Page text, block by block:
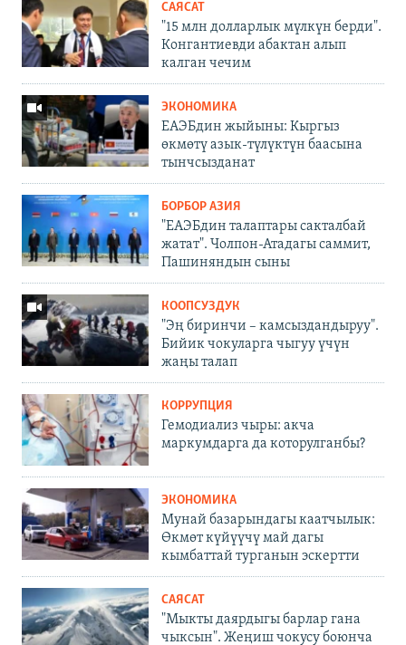
САЯСАТ
"15 млн долларлык мүлкүн берди".
Конгантиевди абактан алып
калган чечим
ЭКОНОМИКА
ЕАЭБдин жыйыны: Кыргыз
өкмөтү азык-түлүктүн баасына
тынчсызданат
БОРБОР АЗИЯ
"ЕАЭБдин талаптары сакталбай
жатат". Чолпон-Атадагы саммит,
Пашиняндын сыны
КООПСУЗДУК
"Эң биринчи – камсыздандыруу".
Бийик чокуларга чыгуу үчүн
жаңы талап
КОРРУПЦИЯ
Гемодиализ чыры: акча
маркумдарга да которулганбы?
ЭКОНОМИКА
Мунай базарындагы каатчылык:
Өкмөт күйүүчү май дагы
кымбаттай турганын эскертти
САЯСАТ
"Мыкты даярдыгы барлар гана
чыксын". Жеңиш чокусу боюнча